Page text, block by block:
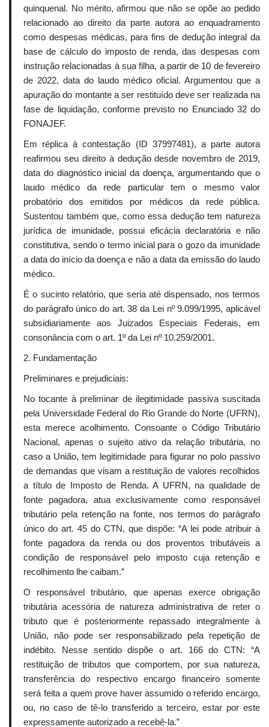
quinquenal. No mérito, afirmou que não se opõe ao pedido
relacionado ao direito da parte autora ao enquadramento
como despesas médicas, para fins de dedução integral da
base de cálculo do imposto de renda, das despesas com
instrução relacionadas à sua filha, a partir de 10 de fevereiro
de 2022, data do laudo médico oficial. Argumentou que a
apuração do montante a ser restituído deve ser realizada na
fase de liquidação, conforme previsto no Enunciado 32 do
FONAJEF.
Em réplica à contestação (ID 37997481), a parte autora
reafirmou seu direito à dedução desde novembro de 2019,
data do diagnóstico inicial da doença, argumentando que o
laudo médico da rede particular tem o mesmo valor
probatório dos emitidos por médicos da rede pública.
Sustentou também que, como essa dedução tem natureza
jurídica de imunidade, possui eficácia declaratória e não
constitutiva, sendo o termo inicial para o gozo da imunidade
a data do início da doença e não a data da emissão do laudo
médico.
É o sucinto relatório, que seria até dispensado, nos termos
do parágrafo único do art. 38 da Lei nº 9.099/1995, aplicável
subsidiariamente aos Juizados Especiais Federais, em
consonância com o art. 1º da Lei nº 10.259/2001.
2. Fundamentação
Preliminares e prejudiciais:
No tocante à preliminar de ilegitimidade passiva suscitada
pela Universidade Federal do Rio Grande do Norte (UFRN),
esta merece acolhimento. Consoante o Código Tributário
Nacional, apenas o sujeito ativo da relação tributária, no
caso a União, tem legitimidade para figurar no polo passivo
de demandas que visam a restituição de valores recolhidos
a título de Imposto de Renda. A UFRN, na qualidade de
fonte pagadora, atua exclusivamente como responsável
tributário pela retenção na fonte, nos termos do parágrafo
único do art. 45 do CTN, que dispõe: “A lei pode atribuir à
fonte pagadora da renda ou dos proventos tributáveis a
condição de responsável pelo imposto cuja retenção e
recolhimento lhe caibam.”
O responsável tributário, que apenas exerce obrigação
tributária acessória de natureza administrativa de reter o
tributo que é posteriormente repassado integralmente à
União, não pode ser responsabilizado pela repetição de
indébito. Nesse sentido dispõe o art. 166 do CTN: “A
restituição de tributos que comportem, por sua natureza,
transferência do respectivo encargo financeiro somente
será feita a quem prove haver assumido o referido encargo,
ou, no caso de tê-lo transferido a terceiro, estar por este
expressamente autorizado a recebê-la.”